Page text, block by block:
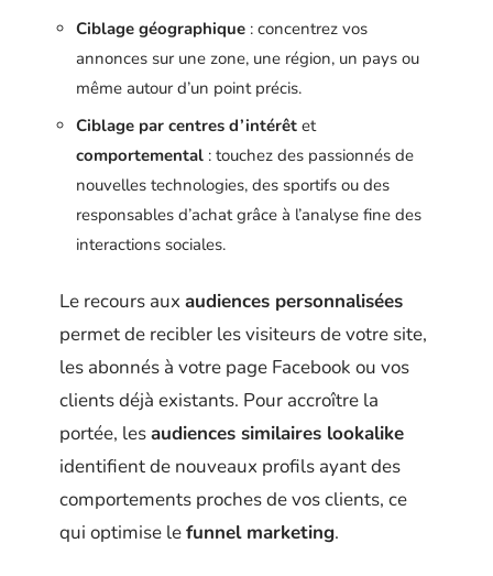
Ciblage géographique : concentrez vos
annonces sur une zone, une région, un pays ou
même autour d’un point précis.
Ciblage par centres d’intérêt et
comportemental : touchez des passionnés de
nouvelles technologies, des sportifs ou des
responsables d’achat grâce à l’analyse fine des
interactions sociales.
Le recours aux audiences personnalisées
permet de recibler les visiteurs de votre site,
les abonnés à votre page Facebook ou vos
clients déjà existants. Pour accroître la
portée, lesaudiences similaires lookalike
identifient de nouveaux profils ayant des
comportements proches de vos clients, ce
qui optimise lefunnel marketing.